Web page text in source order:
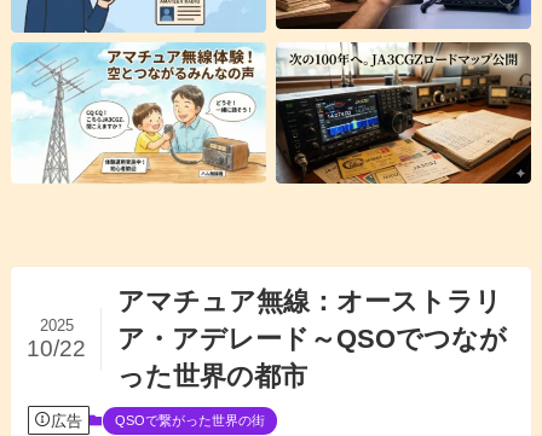
アマチュア無線：オーストラリ
ア・アデレード～QSOでつなが
った世界の都市
2025
10/22
広告 QSOで繋がった世界の街